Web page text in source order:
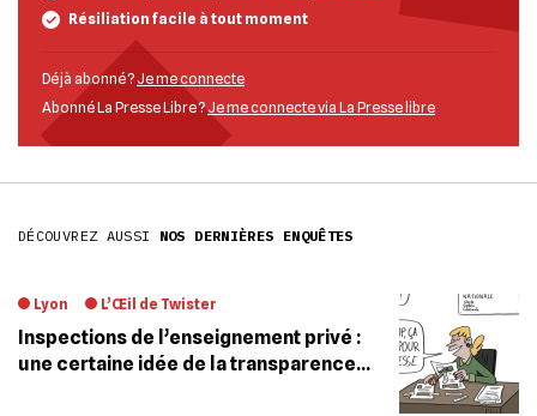
Résiliation facile à tout moment
Déjà abonné ? Je me connecte
Abonné La Presse Libre ?Je me connecte via La Presse libre
DÉCOUVREZ AUSSI NOS DERNIÈRES ENQUÊTES
Lyon L’Œil de Twister
Inspections de l’enseignement privé :
une certaine idée de la transparence…